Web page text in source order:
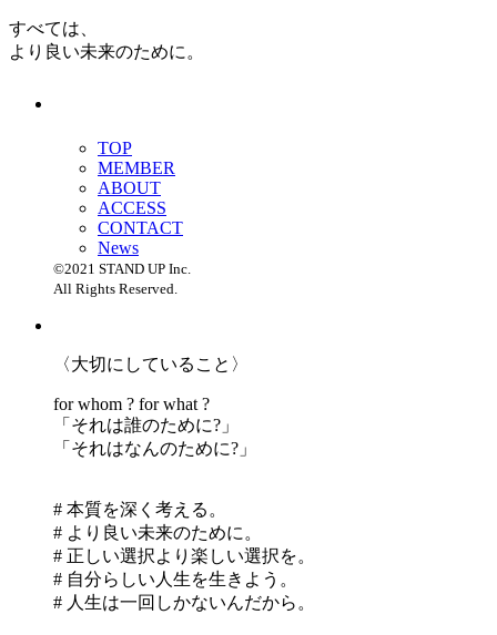
すべては、
より良い未来のために。
TOP
MEMBER
ABOUT
ACCESS
CONTACT
News
©2021 STAND UP Inc.
All Rights Reserved.
〈大切にしていること〉
for whom ? for what ?
「 それは誰のために?」
「 それはなんのために?」
# 本質を深く考える。
# より良い未来のために。
# 正しい選択より楽しい選択を。
# 自分らしい人生を生きよう。
# 人生は一回しかないんだから。